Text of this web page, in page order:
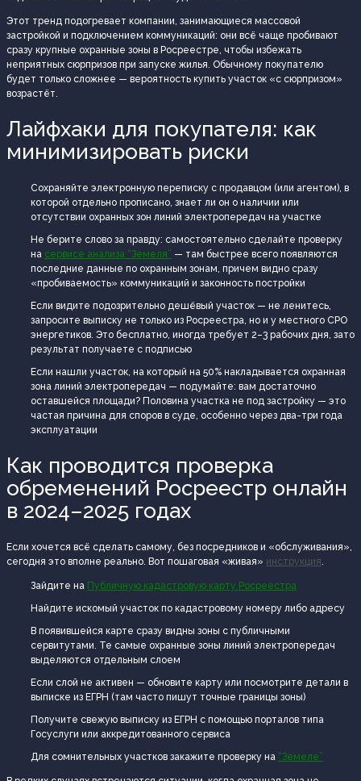
Этот тренд подогревает компании, занимающиеся массовой
застройкой и подключением коммуникаций: они всё чаще пробивают
сразу крупные охранные зоны в Росреестре, чтобы избежать
неприятных сюрпризов при запуске жилья. Обычному покупателю
будет только сложнее — вероятность купить участок «с сюрпризом»
возрастёт.
Лайфхаки для покупателя: как
минимизировать риски
Сохраняйте электронную переписку с продавцом (или агентом), в
которой отдельно прописано, знает ли он о наличии или
отсутствии охранных зон линий электропередач на участке
Не берите слово за правду: самостоятельно сделайте проверку
на сервисе анализа “Земеля” — там быстрее всего появляются
последние данные по охранным зонам, причем видно сразу
«пробиваемость» коммуникаций и законность постройки
Если видите подозрительно дешёвый участок — не ленитесь,
запросите выписку не только из Росреестра, но и у местного СРО
энергетиков. Это бесплатно, иногда требует 2–3 рабочих дня, зато
результат получаете с подписью
Если нашли участок, на который на 50% накладывается охранная
зона линий электропередач — подумайте: вам достаточно
оставшейся площади? Половина участка не под застройку — это
частая причина для споров в суде, особенно через два-три года
эксплуатации
Как проводится проверка
обременений Росреестр онлайн
в 2024–2025 годах
Если хочется всё сделать самому, без посредников и «обслуживания»,
сегодня это вполне реально. Вот пошаговая «живая» инструкция.
Зайдите на Публичную кадастровую карту Росреестра
Найдите искомый участок по кадастровому номеру либо адресу
В появившейся карте сразу видны зоны с публичными
сервитутами. Те самые охранные зоны линий электропередач
выделяются отдельным слоем
Если слой не активен — обновите карту или посмотрите детали в
выписке из ЕГРН (там часто пишут точные границы зоны)
Получите свежую выписку из ЕГРН с помощью порталов типа
Госуслуги или аккредитованного сервиса
Для сомнительных участков закажите проверку на “Земеле”